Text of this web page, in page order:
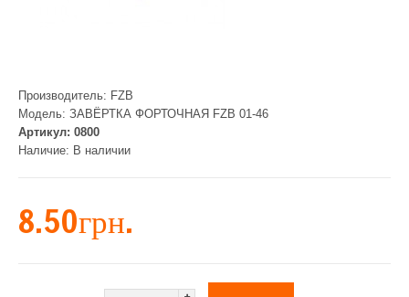
Производитель: FZB
Модель: ЗАВЁРТКА ФОРТОЧНАЯ FZB 01-46
Артикул: 0800
Наличие: В наличии
8.50грн.